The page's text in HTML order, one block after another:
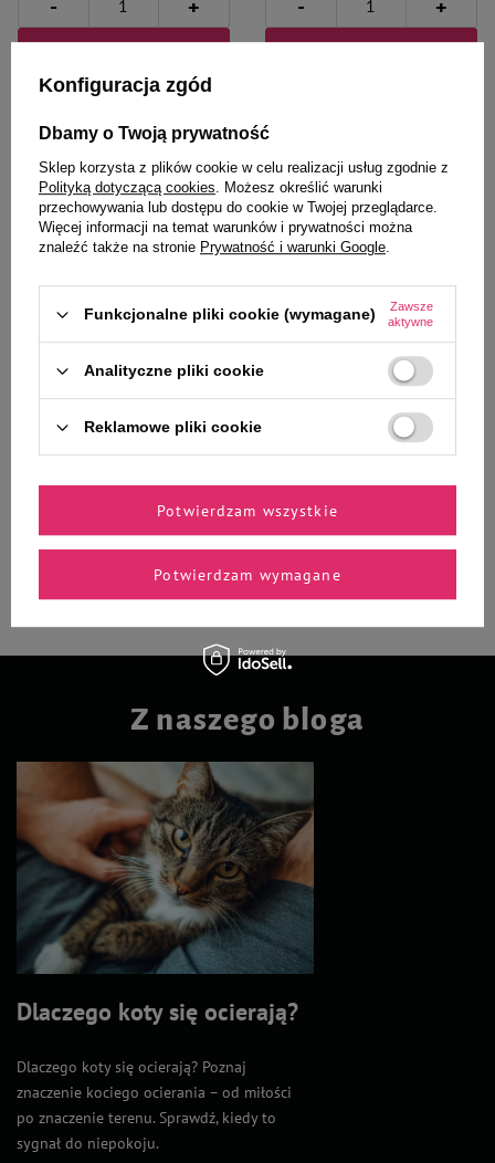
+
Do koszyka
+
Do koszyka
Zaufane i polecane przez
naszych ekspertów
Zawieszka Adresówka
+
Do koszyka
Dolfos ChitoFos na problemy z
nerkami dla psów i kotów 60 g
-
Z naszego bloga
Dlaczego koty się ocierają?
Dlaczego koty się ocierają? Poznaj
znaczenie kociego ocierania – od miłości
po znaczenie terenu. Sprawdź, kiedy to
sygnał do niepokoju.
Konfiguracja zgód
Dbamy o Twoją prywatność
Sklep korzysta z plików cookie w celu realizacji usług zgodnie z
Polityką dotyczącą cookies. Możesz określić warunki
przechowywania lub dostępu do cookie w Twojej przeglądarce.
Więcej informacji na temat warunków i prywatności można
znaleźć także na stronie Prywatność i warunki Google.
Funkcjonalne pliki cookie (wymagane)
Zawsze
aktywne
Analityczne pliki cookie
Reklamowe pliki cookie
Potwierdzam wymagane
Potwierdzam wszystkie